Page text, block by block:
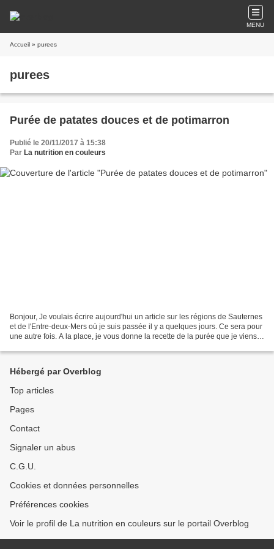
MENU
Accueil » purees
purees
Purée de patates douces et de potimarron
Publié le 20/11/2017 à 15:38
Par La nutrition en couleurs
Bonjour, Je voulais écrire aujourd'hui un article sur les régions de Sauternes
et de l'Entre-deux-Mers où je suis passée il y a quelques jours. Ce sera pour
une autre fois. A la place, je vous donne la recette de la purée que je viens
Hébergé par Overblog
Top articles
Pages
Contact
Signaler un abus
C.G.U.
Cookies et données personnelles
Préférences cookies
Voir le profil de La nutrition en couleurs sur le portail Overblog